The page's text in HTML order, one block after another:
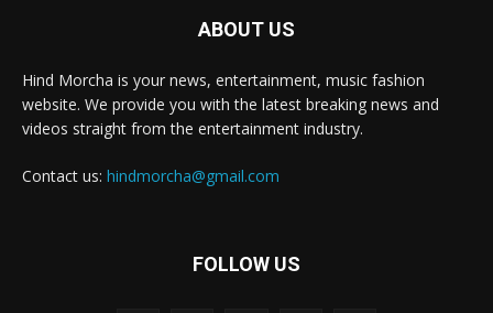
ABOUT US
Hind Morcha is your news, entertainment, music fashion
website. We provide you with the latest breaking news and
videos straight from the entertainment industry.
Contact us: hindmorcha@gmail.com
FOLLOW US